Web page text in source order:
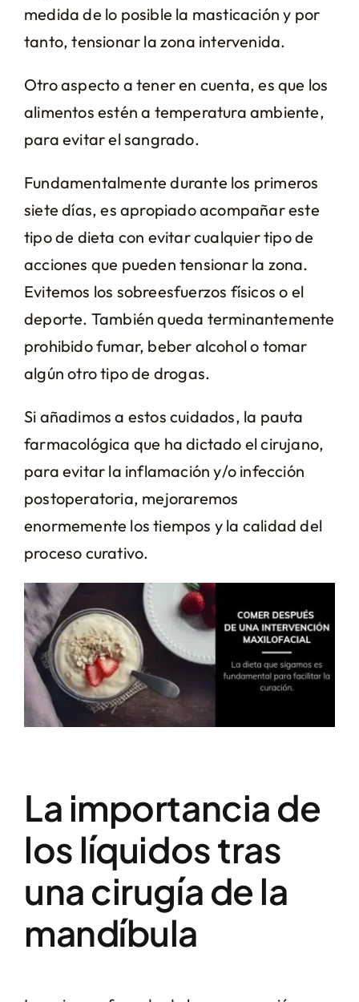
medida de lo posible la masticación y por
tanto, tensionar la zona intervenida.
Otro aspecto a tener en cuenta, es que los
alimentos estén a temperatura ambiente,
para evitar el sangrado.
Fundamentalmente durante los primeros
siete días, es apropiado acompañar este
tipo de dieta con evitar cualquier tipo de
acciones que pueden tensionar la zona.
Evitemos los sobreesfuerzos físicos o el
deporte. También queda terminantemente
prohibido fumar, beber alcohol o tomar
algún otro tipo de drogas.
Si añadimos a estos cuidados, la pauta
farmacológica que ha dictado el cirujano,
para evitar la inflamación y/o infección
postoperatoria, mejoraremos
enormemente los tiempos y la calidad del
proceso curativo.
La importancia de
los líquidos tras
una cirugía de la
mandíbula